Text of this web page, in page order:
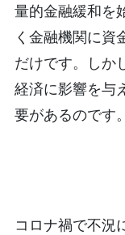
量的金融緩和を
く金融機関に資
だけです。しか
経済に影響を与
要があるのです。
コロナ禍で不況